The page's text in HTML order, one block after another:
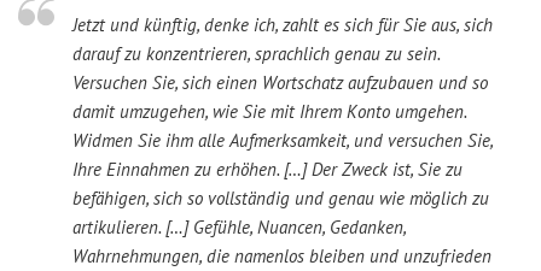
Jetzt und künftig, denke ich, zahlt es sich für Sie aus, sich
darauf zu konzentrieren, sprachlich genau zu sein.
Versuchen Sie, sich einen Wortschatz aufzubauen und so
damit umzugehen, wie Sie mit Ihrem Konto umgehen.
Widmen Sie ihm alle Aufmerksamkeit, und versuchen Sie,
Ihre Einnahmen zu erhöhen. […] Der Zweck ist, Sie zu
befähigen, sich so vollständig und genau wie möglich zu
artikulieren. […] Gefühle, Nuancen, Gedanken,
Wahrnehmungen, die namenlos bleiben und unzufrieden